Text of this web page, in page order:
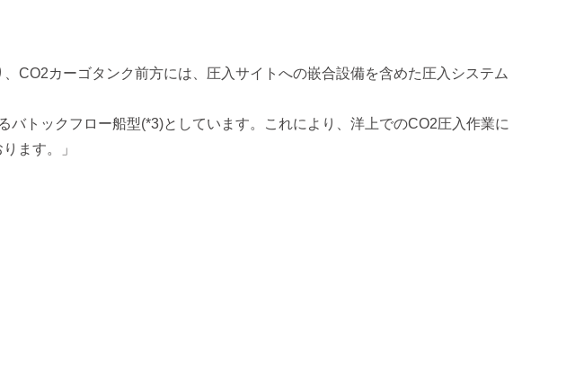
CO2カーゴタンク前方には、圧入サイトへの嵌合設備を含めた圧入システム
トックフロー船型(*3)としています。これにより、洋上でのCO2圧入作業に
ます。」